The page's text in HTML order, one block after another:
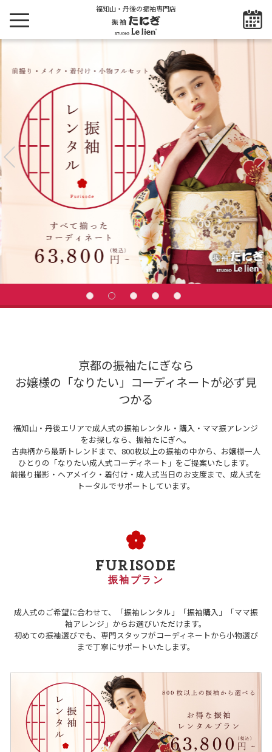
福知山・丹後の振袖専門店
京都の振袖たにぎなら
お嬢様の「なりたい」コーディネートが必ず見
つかる
福知山・丹後エリアで成人式の振袖レンタル・購入・ママ振アレンジ
をお探しなら、振袖たにぎへ。
古典柄から最新トレンドまで、800枚以上の振袖の中から、お嬢様一人
ひとりの「なりたい成人式コーディネート」をご提案いたします。
前撮り撮影・ヘアメイク・着付け・成人式当日のお支度まで、成人式を
トータルでサポートしています。
FURISODE
振袖プラン
成人式のご希望に合わせて、「振袖レンタル」「振袖購入」「ママ振
袖アレンジ」からお選びいただけます。
初めての振袖選びでも、専門スタッフがコーディネートから小物選び
まで丁寧にサポートいたします。